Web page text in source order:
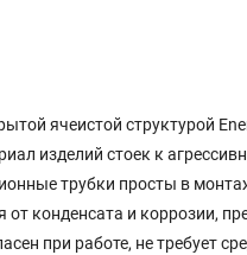
ячеистой структурой
изделий стоек к
трубки просты в
конденсата и коррозии,
при работе, не требует